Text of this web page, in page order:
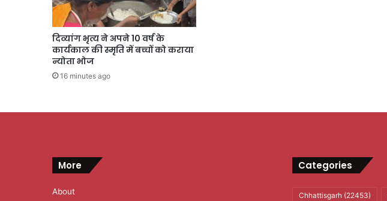
दिव्यांग भृत्य ने अपने 10 वर्ष के
कार्यकाल की स्मृति में बच्चों को कराया
न्योता भोज
16 minutes ago
More
About
Categories
Chhattisgarh(22453)